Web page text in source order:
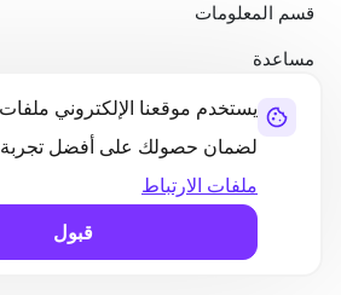
يستخدم موقعنا الإلكتروني
لضمان حصولك على أفضل
ملفات الارتباط
قبول
قسم المعلومات
مساعدة
خدمات الاستضافة
الأكثر شيوعاً
منشورات تعليمية